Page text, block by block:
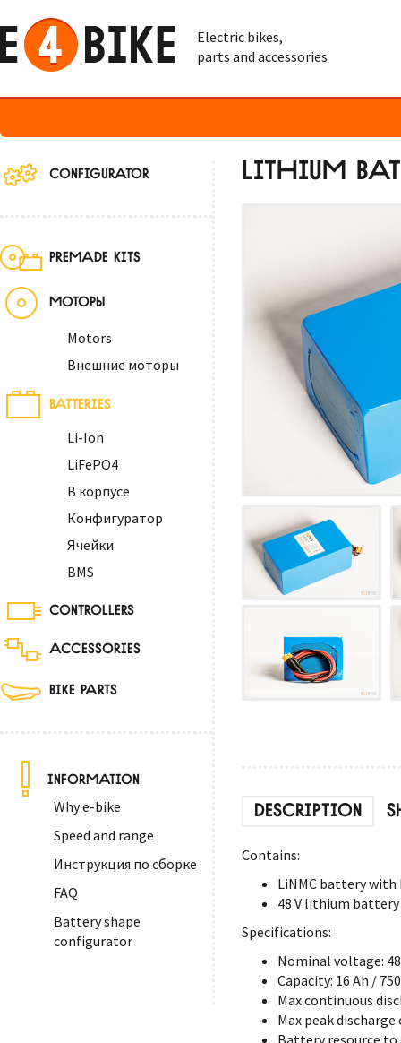
Electric bikes,
parts and accessories
CONFIGURATOR
PREMADE KITS
МОТОРЫ
Motors
Внешние моторы
BATTERIES
Li-Ion
LiFePO4
В корпусе
Конфигуратор
Ячейки
BMS
CONTROLLERS
ACCESSORIES
BIKE PARTS
INFORMATION
Why e-bike
Speed and range
Инструкция по сборке
FAQ
Battery shape
configurator
LITHIUM
DESCRIPTION
Contains:
LiNMC battery with
48 V lithium
Specifications:
Nominal voltage:
Capacity: 16 Ah /
Max continuous
Max peak
Battery resource to